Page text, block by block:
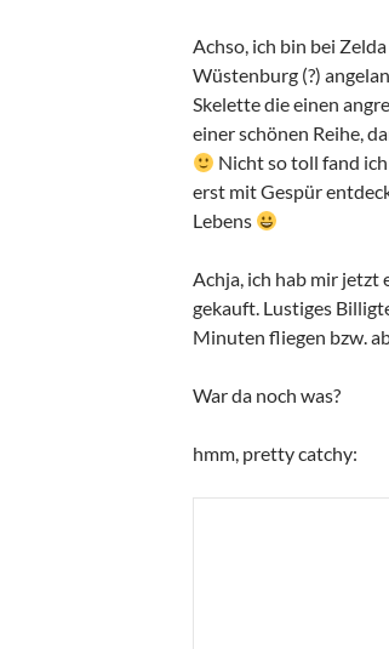
Achso, ich bin bei
Wüstenburg (?)
Skelette die einen
einer schönen Reihe,
Nicht so toll fand
erst mit Gespür
Lebens
Achja, ich hab mir jetzt
gekauft. Lustiges
Minuten fliegen bzw.
War da noch was?
hmm, pretty catchy: